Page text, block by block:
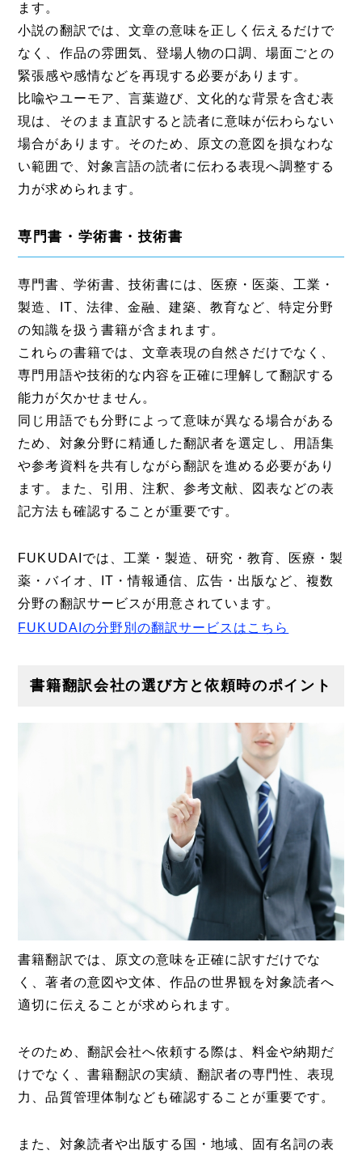
ます。
小説の翻訳では、文章の意味を正しく伝えるだけで
なく、作品の雰囲気、登場人物の口調、場面ごとの
緊張感や感情などを再現する必要があります。
比喩やユーモア、言葉遊び、文化的な背景を含む表
現は、そのまま直訳すると読者に意味が伝わらない
場合があります。そのため、原文の意図を損なわな
い範囲で、対象言語の読者に伝わる表現へ調整する
力が求められます。
専門書・学術書・技術書
専門書、学術書、技術書には、医療・医薬、工業・
製造、IT、法律、金融、建築、教育など、特定分野
の知識を扱う書籍が含まれます。
これらの書籍では、文章表現の自然さだけでなく、
専門用語や技術的な内容を正確に理解して翻訳する
能力が欠かせません。
同じ用語でも分野によって意味が異なる場合がある
ため、対象分野に精通した翻訳者を選定し、用語集
や参考資料を共有しながら翻訳を進める必要があり
ます。また、引用、注釈、参考文献、図表などの表
記方法も確認することが重要です。
FUKUDAIでは、工業・製造、研究・教育、医療・製
薬・バイオ、IT・情報通信、広告・出版など、複数
分野の翻訳サービスが用意されています。
FUKUDAIの分野別の翻訳サービスはこちら
書籍翻訳会社の選び方と依頼時のポイント
書籍翻訳では、原文の意味を正確に訳すだけでな
く、著者の意図や文体、作品の世界観を対象読者へ
適切に伝えることが求められます。
そのため、翻訳会社へ依頼する際は、料金や納期だ
けでなく、書籍翻訳の実績、翻訳者の専門性、表現
力、品質管理体制なども確認することが重要です。
また、対象読者や出版する国・地域、固有名詞の表